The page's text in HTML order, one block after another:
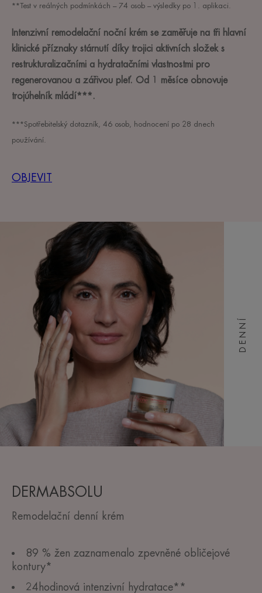
**Test v reálných podmínkách – 74 osob – výsledky po 1. aplikaci.
Intenzivní remodelační noční krém se zaměřuje na tři hlavní
klinické příznaky stárnutí díky trojici aktivních složek s
restrukturalizačními a hydratačními vlastnostmi pro
regenerovanou a zářivou pleť. Od 1 měsíce obnovuje
trojúhelník mládí***.
***Spotřebitelský dotazník, 46 osob, hodnocení po 28 dnech
používání.
OBJEVIT
DERMABSOLU
Remodelační denní krém
89 % žen zaznamenalo zpevněné obličejové
kontury*
24hodinová intenzivní hydratace**
DENNÍ